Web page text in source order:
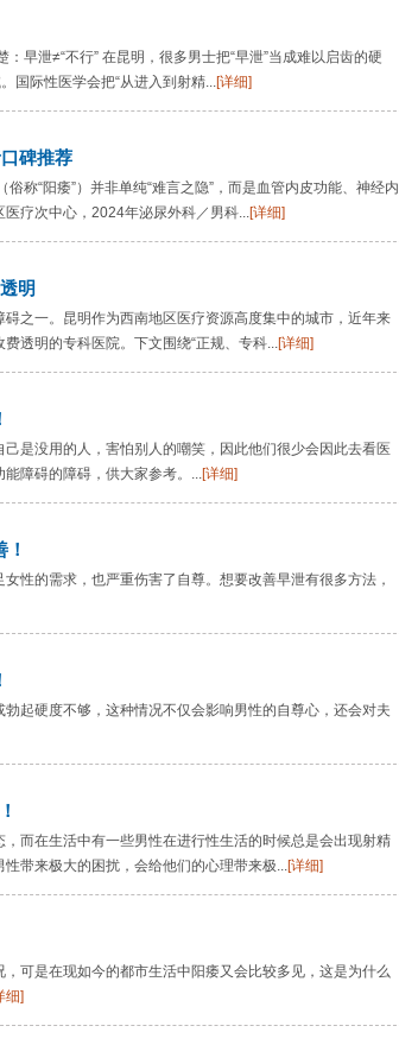
早泄≠“不行” 在昆明，很多男士把“早泄”当成难以启齿的硬
国际性医学会把“从进入到射精...[详细]
碑推荐
称“阳痿”）并非单纯“难言之隐”，而是血管内皮功能、神经内
疗次中心，2024年泌尿外科／男科...[详细]
明
之一。昆明作为西南地区医疗资源高度集中的城市，近年来
透明的专科医院。下文围绕“正规、专科...[详细]
是没用的人，害怕别人的嘲笑，因此他们很少会因此去看医
障碍的障碍，供大家参考。...[详细]
性的需求，也严重伤害了自尊。想要改善早泄有很多方法，
起硬度不够，这种情况不仅会影响男性的自尊心，还会对夫
而在生活中有一些男性在进行性生活的时候总是会出现射精
带来极大的困扰，会给他们的心理带来极...[详细]
可是在现如今的都市生活中阳痿又会比较多见，这是为什么
细]